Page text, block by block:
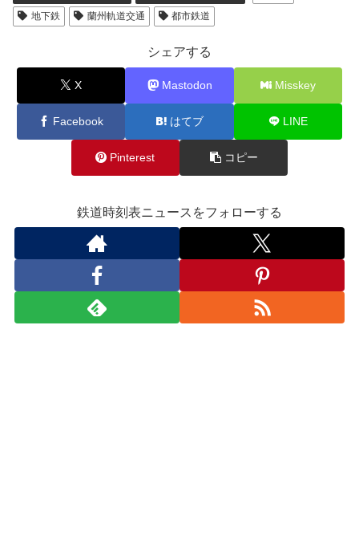
地下鉄
蘭州軌道交通 都市鉄道
シェアする
X Mastodon Misskey
Facebook はてブ LINE
Pinterest コピー
鉄道時刻表ニュースをフォローする